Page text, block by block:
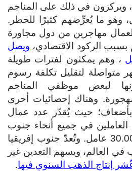
ويركزون في ذلك على المناجم
وهو ما يُعرِّضهم كثيرًا للخطر.
مهاجرين من دول مجاورة
الركود الاقتصادي، ويصل
، وهم يمكثون لفترات طويلة
متواصلة لتقليل تكلفة رسوم
لبعض موظفي المناجم
وهناك إحصائيات أخرى
بأضعاف؛ حيث يُقدّر عدد عمال
العاملين في جميع أنحاء جنوب
إفريقيا بما يزيد عن 30.000 عامل. وتُعدّ جنوب إفريقيا
العالم، ويسهم التعدين غير
إنتاج الذهب السنوي فيها.